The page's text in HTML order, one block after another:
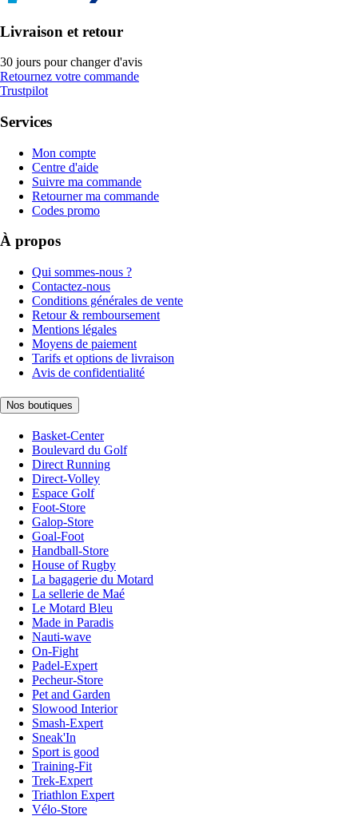
Livraison et retour
30 jours pour changer d'avis
Retournez votre commande
Trustpilot
Services
Mon compte
Centre d'aide
Suivre ma commande
Retourner ma commande
Codes promo
À propos
Qui sommes-nous ?
Contactez-nous
Conditions générales de vente
Retour & remboursement
Mentions légales
Moyens de paiement
Tarifs et options de livraison
Avis de confidentialité
Nos boutiques
Basket-Center
Boulevard du Golf
Direct Running
Direct-Volley
Espace Golf
Foot-Store
Galop-Store
Goal-Foot
Handball-Store
House of Rugby
La bagagerie du Motard
La sellerie de Maé
Le Motard Bleu
Made in Paradis
Nauti-wave
On-Fight
Padel-Expert
Pecheur-Store
Pet and Garden
Slowood Interior
Smash-Expert
Sneak'In
Sport is good
Training-Fit
Trek-Expert
Triathlon Expert
Vélo-Store